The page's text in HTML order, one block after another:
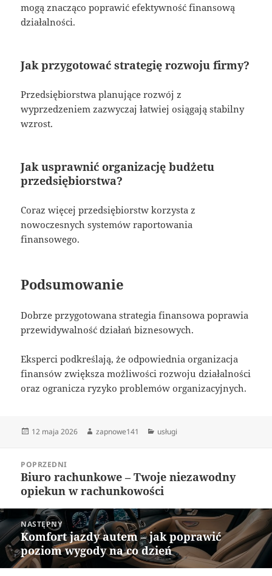
mogą znacząco poprawić efektywność finansową
działalności.
Jak przygotować strategię rozwoju firmy?
Przedsiębiorstwa planujące rozwój z
wyprzedzeniem zazwyczaj łatwiej osiągają stabilny
wzrost.
Jak usprawnić organizację budżetu
przedsiębiorstwa?
Coraz więcej przedsiębiorstw korzysta z
nowoczesnych systemów raportowania
finansowego.
Podsumowanie
Dobrze przygotowana strategia finansowa poprawia
przewidywalność działań biznesowych.
Eksperci podkreślają, że odpowiednia organizacja
finansów zwiększa możliwości rozwoju działalności
oraz ogranicza ryzyko problemów organizacyjnych.
Data
12 maja 2026 Autor
zapnowe141 Kategorie
usługi
wpisuPOPRZEDNI
Poprzedni
wpis:
Biuro rachunkowe – Twoje niezawodny
opiekun w rachunkowości
NASTĘPNY
Następny
wpis:
Komfort jazdy autem – jak poprawić
poziom wygody na co dzień